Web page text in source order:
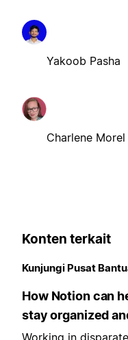
Yakoob Pasha
Charlene Morel
Konten terkait
Kunjungi Pusat
How Notion can
stay organized